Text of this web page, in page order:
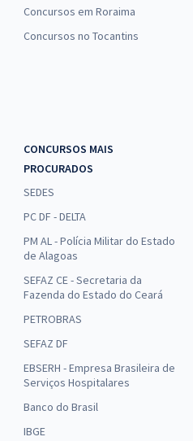
Concursos em Roraima
Concursos no Tocantins
CONCURSOS MAIS
PROCURADOS
SEDES
PC DF - DELTA
PM AL - Polícia Militar do Estado
de Alagoas
SEFAZ CE - Secretaria da
Fazenda do Estado do Ceará
PETROBRAS
SEFAZ DF
EBSERH - Empresa Brasileira de
Serviços Hospitalares
Banco do Brasil
IBGE